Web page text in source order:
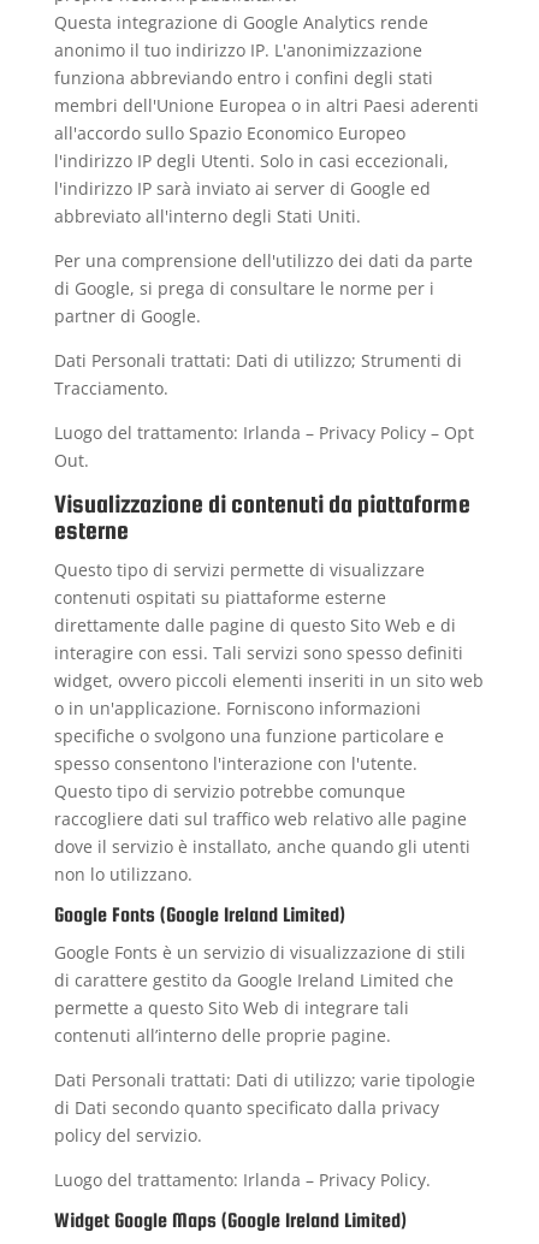
Questa integrazione di Google Analytics rende
anonimo il tuo indirizzo IP. L'anonimizzazione
funziona abbreviando entro i confini degli stati
membri dell'Unione Europea o in altri Paesi aderenti
all'accordo sullo Spazio Economico Europeo
l'indirizzo IP degli Utenti. Solo in casi eccezionali,
l'indirizzo IP sarà inviato ai server di Google ed
abbreviato all'interno degli Stati Uniti.
Per una comprensione dell'utilizzo dei dati da parte
di Google, si prega di consultare le norme per i
partner di Google.
Dati Personali trattati: Dati di utilizzo; Strumenti di
Tracciamento.
Luogo del trattamento: Irlanda – Privacy Policy– Opt
Out.
Visualizzazione di contenuti da piattaforme
esterne
Questo tipo di servizi permette di visualizzare
contenuti ospitati su piattaforme esterne
direttamente dalle pagine di questo Sito Web e di
interagire con essi. Tali servizi sono spesso definiti
widget, ovvero piccoli elementi inseriti in un sito web
o in un'applicazione. Forniscono informazioni
specifiche o svolgono una funzione particolare e
spesso consentono l'interazione con l'utente.
Questo tipo di servizio potrebbe comunque
raccogliere dati sul traffico web relativo alle pagine
dove il servizio è installato, anche quando gli utenti
non lo utilizzano.
Google Fonts (Google Ireland Limited)
Google Fonts è un servizio di visualizzazione di stili
di carattere gestito da Google Ireland Limited che
permette a questo Sito Web di integrare tali
contenuti all’interno delle proprie pagine.
Dati Personali trattati: Dati di utilizzo; varie tipologie
di Dati secondo quanto specificato dalla privacy
policy del servizio.
Luogo del trattamento: Irlanda – Privacy Policy.
Widget Google Maps (Google Ireland Limited)